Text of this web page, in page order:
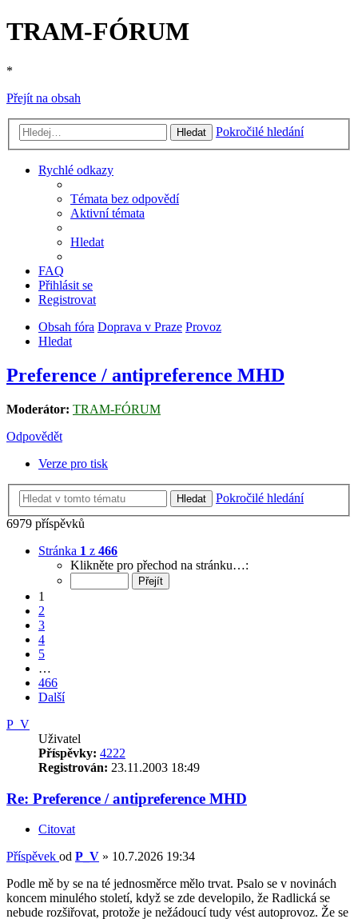
TRAM-FÓRUM
*
Přejít na obsah
Hledat Pokročilé hledání
Rychlé odkazy
Témata bez odpovědí
Aktivní témata
Hledat
FAQ
Přihlásit se
Registrovat
Obsah fóra Doprava v Praze Provoz
Hledat
Preference / antipreference MHD
Moderátor: TRAM-FÓRUM
Odpovědět
Verze pro tisk
Hledat
Pokročilé hledání
6979 příspěvků
Stránka 1 z 466
Klikněte pro přechod na stránku…:
1
2
3
4
5
…
466
Další
P_V
Uživatel
Příspěvky: 4222
Registrován: 23.11.2003 18:49
Re: Preference / antipreference MHD
Citovat
Příspěvek od P_V » 10.7.2026 19:34
Podle mě by se na té jednosměrce mělo trvat. Psalo se v novinách
koncem minulého století, když se zde developilo, že Radlická se
nebude rozšiřovat, protože je nežádoucí tudy vést autoprovoz. Že se